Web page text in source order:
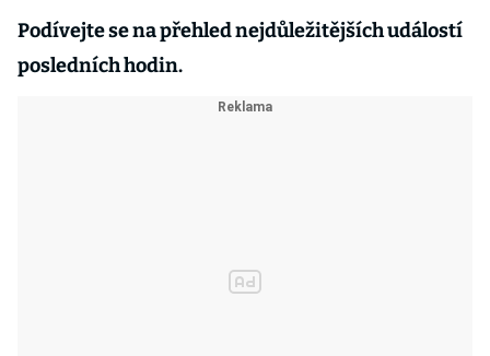
Podívejte se na přehled nejdůležitějších událostí
posledních hodin.